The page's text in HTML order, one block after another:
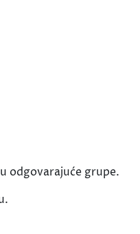
odgovarajuće grupe.